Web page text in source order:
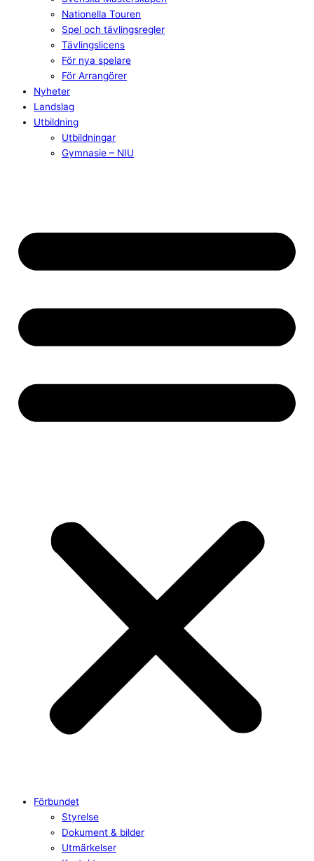
Nationella Touren
Spel och tävlingsregler
Tävlingslicens
För nya spelare
För Arrangörer
Nyheter
Landslag
Utbildning
Utbildningar
Gymnasie – NIU
Förbundet
Styrelse
Dokument & bilder
Utmärkelser